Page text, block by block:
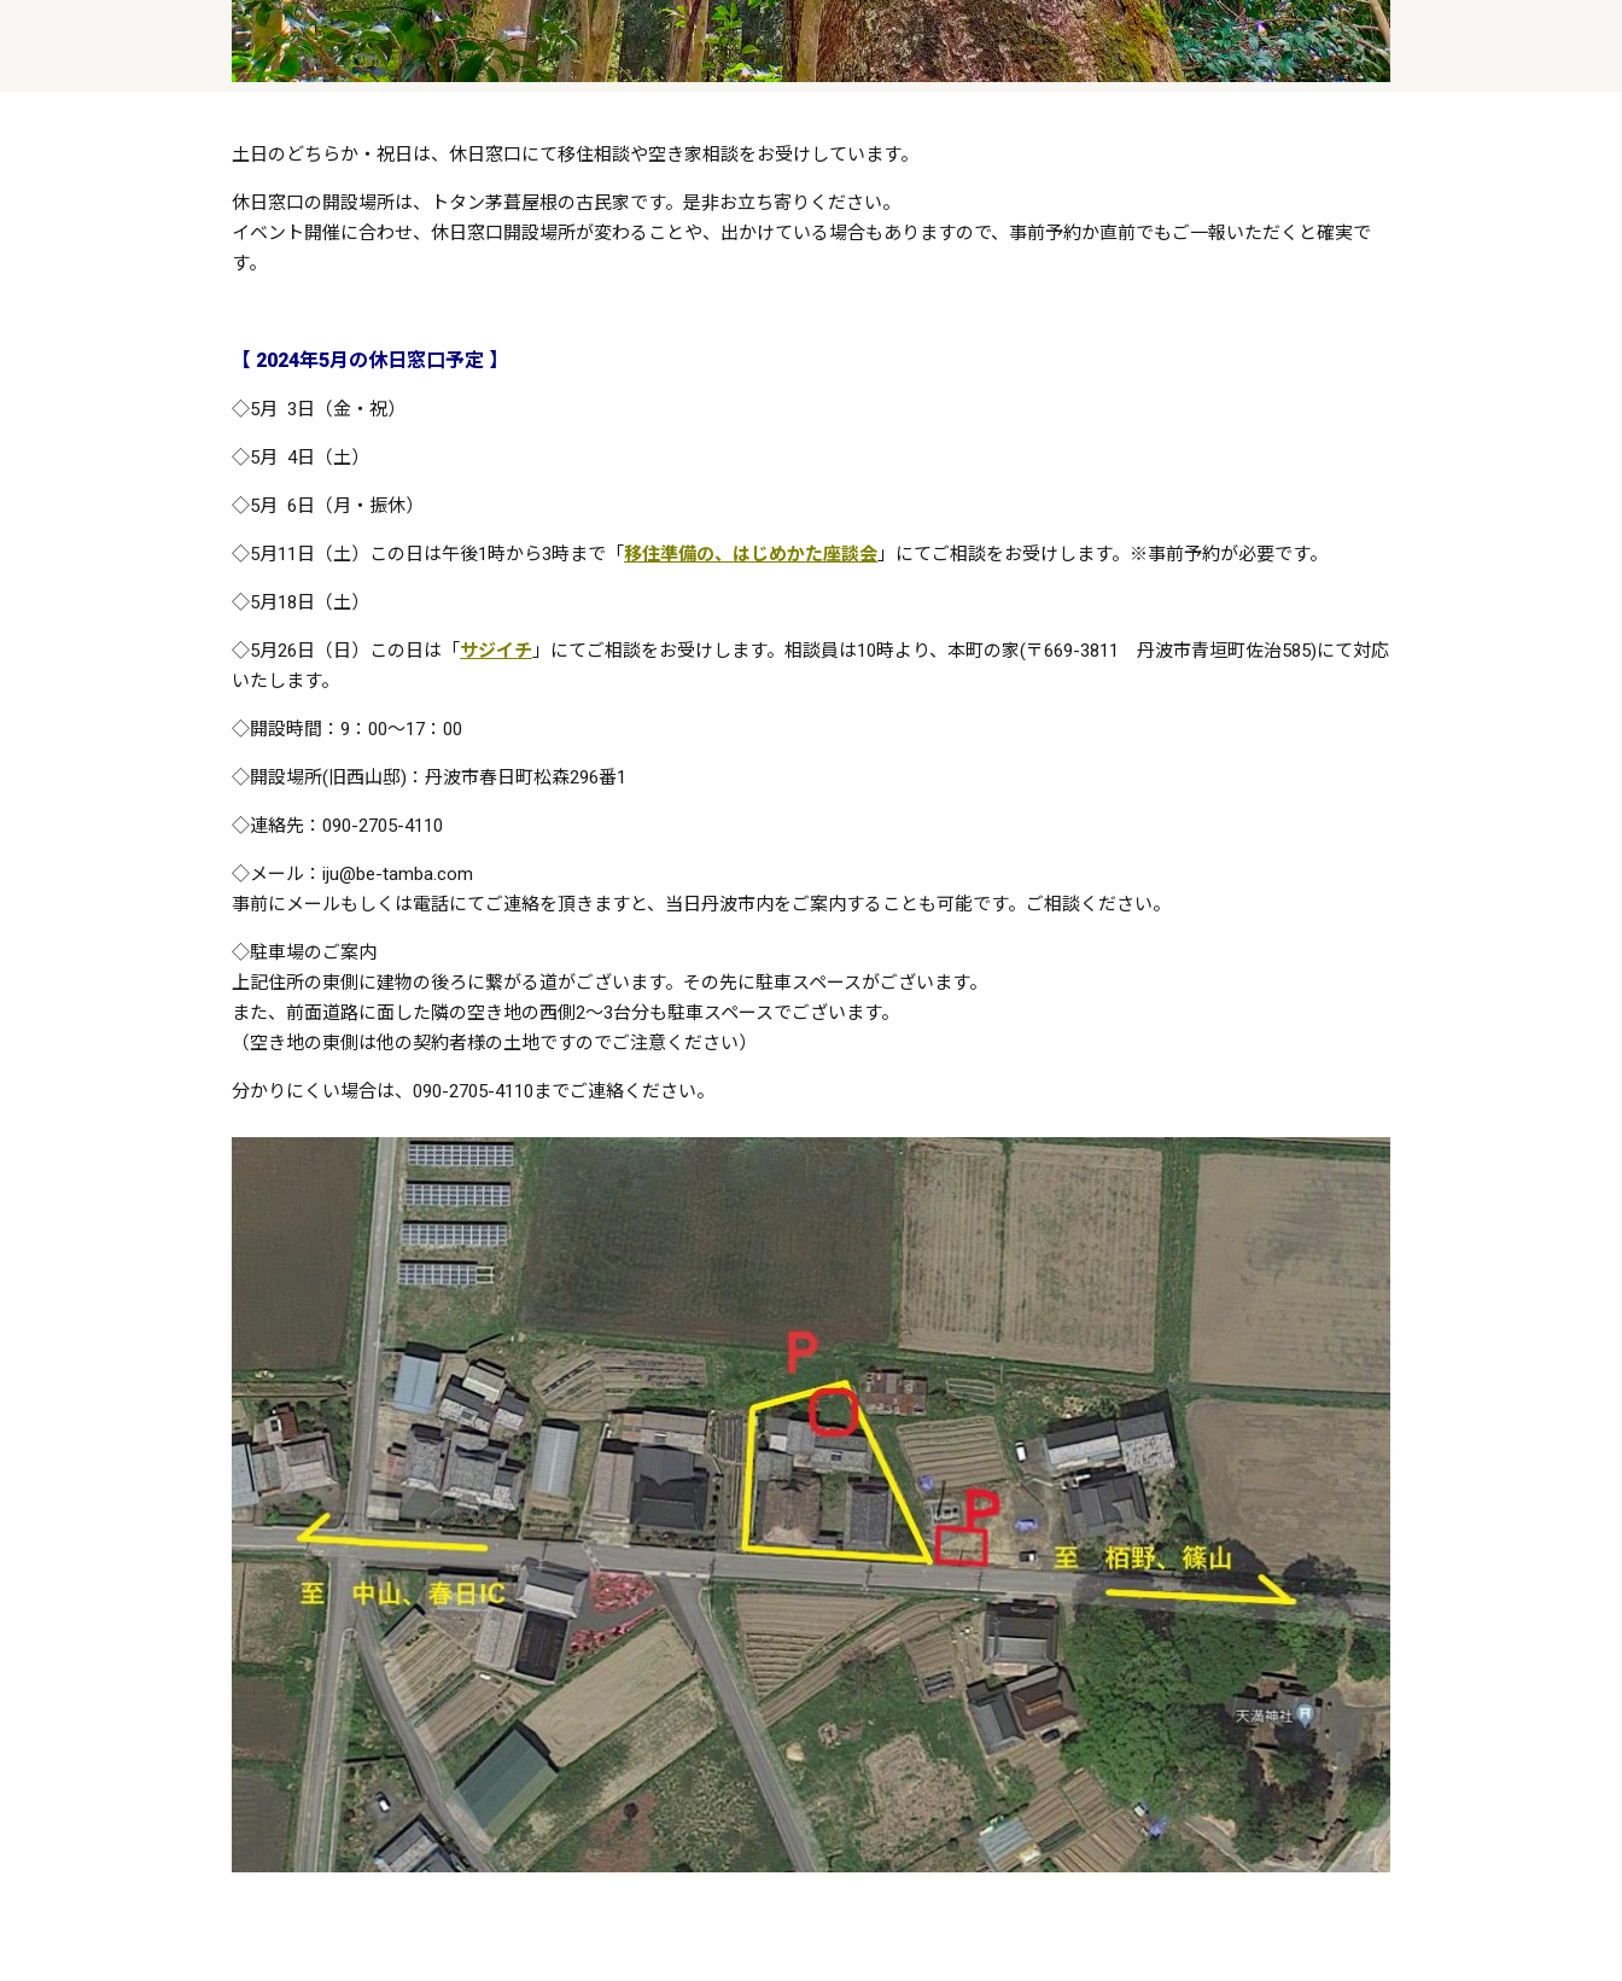
土日のどちらか・祝日は、休日窓口にて移住相談や空き家相談をお受けしています。
休日窓口の開設場所は、トタン茅葺屋根の古民家です。是非お立ち寄りください。
イベント開催に合わせ、休日窓口開設場所が変わることや、出かけている場合もありますので、事前予約か直前でもご一報いただくと確実で
す。
【 2024年5月の休日窓口予定 】
◇5月 3日（金・祝）
◇5月 4日（土）
◇5月 6日（月・振休）
◇5月11日（土）この日は午後1時から3時まで「 移住準備の、はじめかた座談会 」にてご相談をお受けします。※事前予約が必要です。
◇5月18日（土）
◇5月26日（日） この日は「 サジイチ 」にてご相談をお受けします。相談員は10時より、本町の家(〒669-3811 丹波市青垣町佐治585)にて対応
いたします。
◇開設時間：9：00～17：00
◇開設場所(旧西山邸)：丹波市春日町松森296番1
◇連絡先：090-2705-4110
◇メール：iju@be-tamba.com
事前にメールもしくは電話にてご連絡を頂きますと、当日丹波市内をご案内することも可能です。ご相談ください。
◇駐車場のご案内
上記住所の東側に建物の後ろに繋がる道がございます。その先に駐車スペースがございます。
また、前面道路に面した隣の空き地の西側2〜3台分も駐車スペースでございます。
（空き地の東側は他の契約者様の土地ですのでご注意ください）
分かりにくい場合は、090-2705-4110までご連絡ください。